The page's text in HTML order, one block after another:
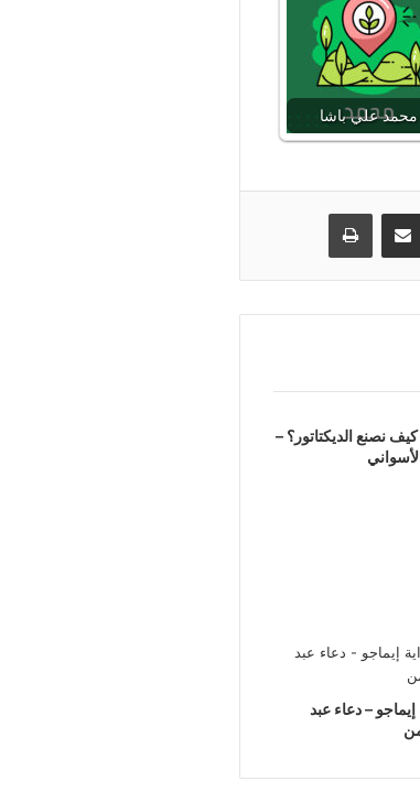
محمد علي باشا
مشاركة عبر البريد طباعة
نصنع الديكتاتور؟ –
إيماجو – دعاء عبد